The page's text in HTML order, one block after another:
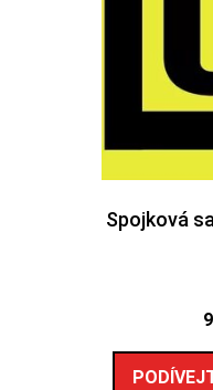
Spojková